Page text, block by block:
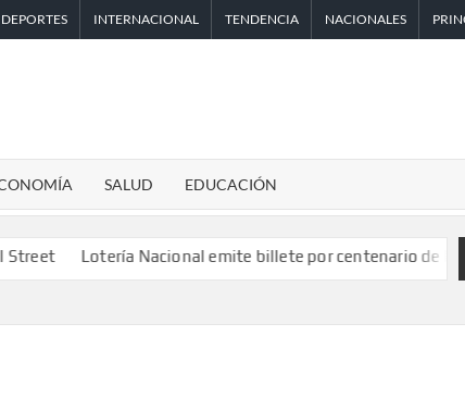
DEPORTES INTERNACIONAL TENDENCIA NACIONALES
SALUD EDUCACIÓN
Nacional emite billete por centenario de la Asociación